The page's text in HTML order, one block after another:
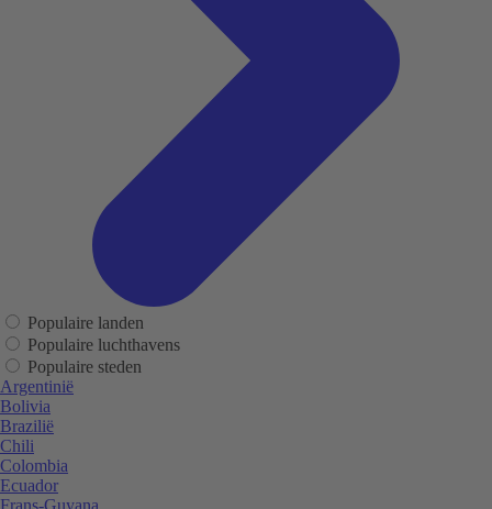
Populaire landen
Populaire luchthavens
Populaire steden
Argentinië
Bolivia
Brazilië
Chili
Colombia
Ecuador
Frans-Guyana